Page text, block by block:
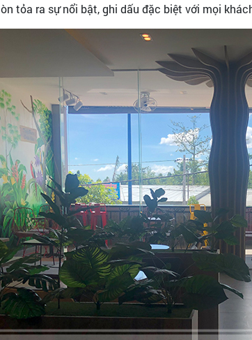
tỏa ra sự nổi bật, ghi dấu đặc biệt với mọi